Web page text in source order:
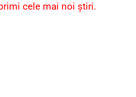
cele mai noi știri.